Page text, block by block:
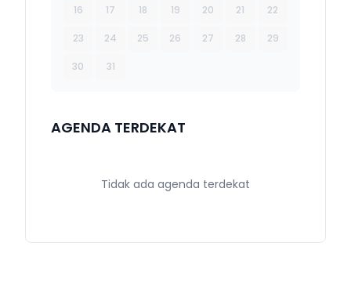
16 17 18 19 20 21 22
23 24 25 26 27 28 29
30 31
AGENDA TERDEKAT
Tidak ada agenda terdekat